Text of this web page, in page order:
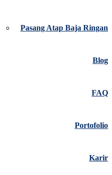
Pasang Atap Baja Ringan
Blog
FAQ
Portofolio
Karir